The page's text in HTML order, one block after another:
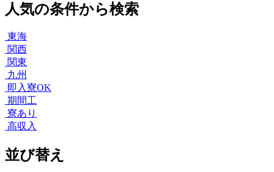
人気の条件から検索
東海
関西
関東
九州
即入寮OK
期間工
寮あり
高収入
並び替え